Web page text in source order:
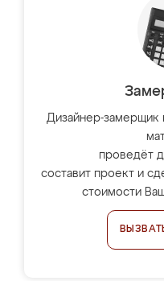
Дизайнер-замерщик
проведёт
составит проект и
стоимости